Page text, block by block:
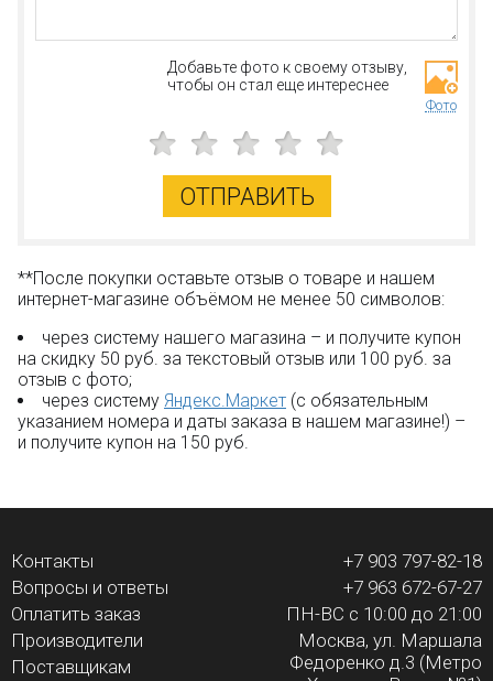
Добавьте фото к своему отзыву,
чтобы он стал еще интереснее
Фото
ОТПРАВИТЬ
**После покупки оставьте отзыв о товаре и нашем
интернет-магазине объёмом не менее 50 символов:
через систему нашего магазина – и получите купон
на скидку 50 руб. за текстовый отзыв или 100 руб. за
отзыв с фото;
через систему Яндекс.Маркет (с обязательным
указанием номера и даты заказа в нашем магазине!) –
и получите купон на 150 руб.
Контакты
Вопросы и ответы
Оплатить заказ
Производители
Поставщикам
+7 903 797-82-18
+7 963 672-67-27
ПН-ВС с 10:00 до 21:00
Москва, ул. Маршала
Федоренко д.3 (Метро